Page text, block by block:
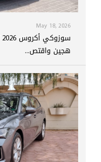
May 18, 2026
هجين واقتص...